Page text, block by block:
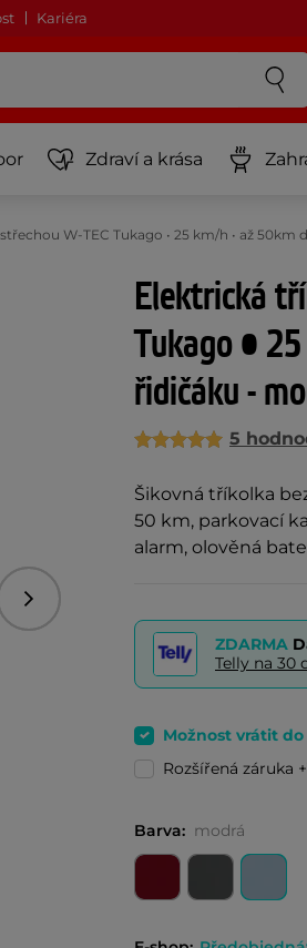
Kariéra
Zdraví a krása
W-TEC Tukago • 25 km/h • až
Elektrická
Tukago •
řidičáku -
5
Šikovná tříkolka
50 km, parkovací
alarm, olověná
Následující
ZDARMA
Telly na 30
Možnost vrátit
Rozšířená záruka
Barva: modrá